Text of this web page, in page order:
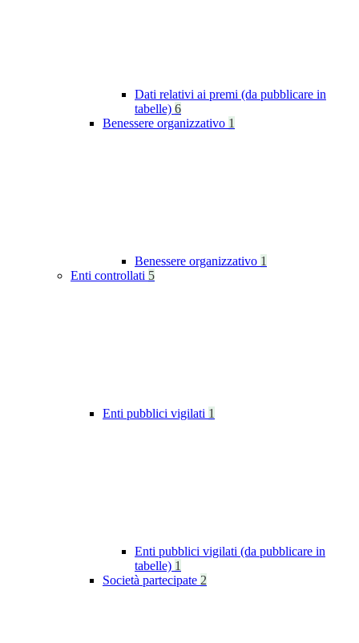
Dati relativi ai premi (da pubblicare in
tabelle) 6
Benessere organizzativo 1
Benessere organizzativo 1
Enti controllati 5
Enti pubblici vigilati 1
Enti pubblici vigilati (da pubblicare in
tabelle) 1
Società partecipate 2